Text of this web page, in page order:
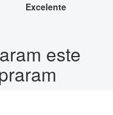
Excelente
este